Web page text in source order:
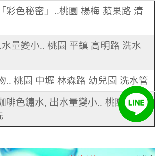
彩色秘密」..桃園 楊梅 蘋果路 清
量變小.. 桃園 平鎮 高明路 洗水
.. 桃園 中壢 林森路 幼兒園 洗水管
啡色鏽水, 出水量變小.. 桃園 平鎮